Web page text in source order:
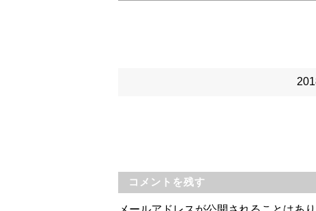
コメントを残す